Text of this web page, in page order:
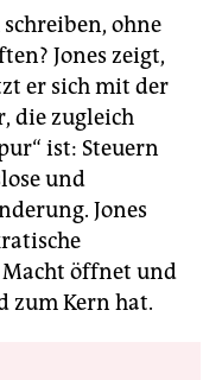
ohne
Jones zeigt,
er sich mit der
die zugleich
ist: Steuern
und
Jones
Macht öffnet und
zum Kern hat.